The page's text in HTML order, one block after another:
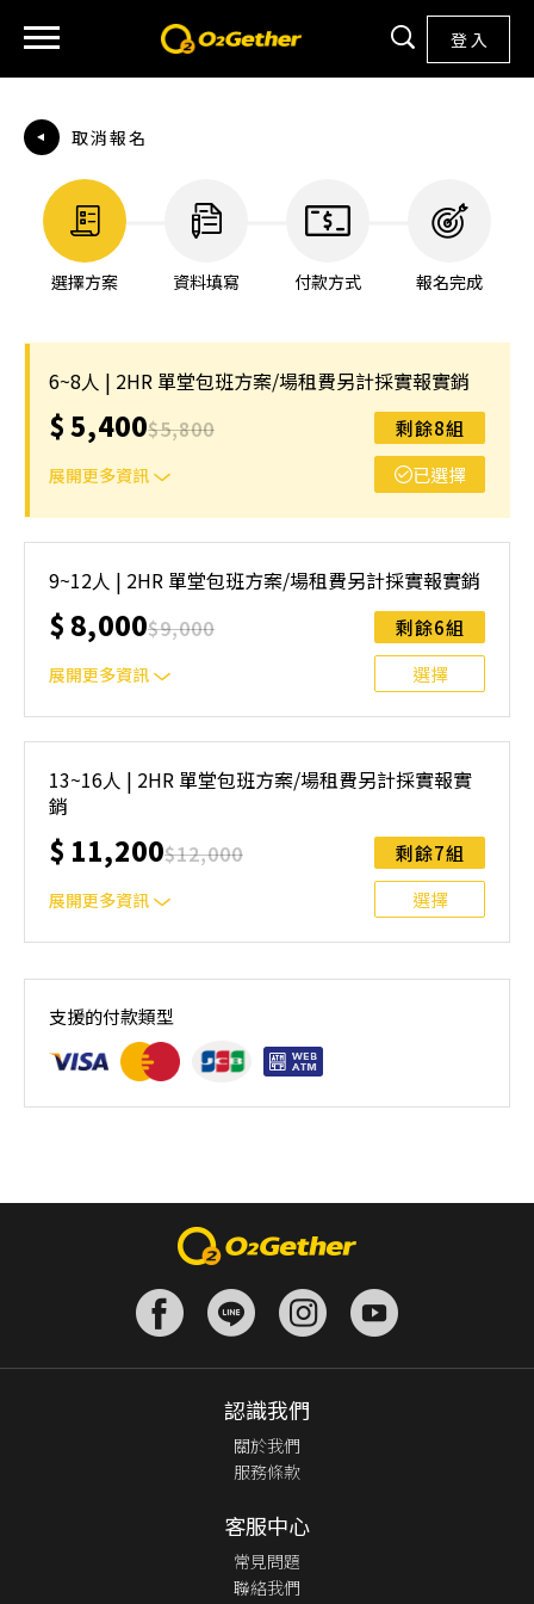
登 入
取消報名
選擇方案 資料填寫 付款方式 報名完成
6~8人 | 2HR 單堂包班方案/場租費另計採實報實銷
$5,400$5,800
展開更多資訊
剩餘8組
已選擇
9~12人 | 2HR 單堂包班方案/場租費另計採實報實銷
$ 8,000$9,000
展開更多資訊
剩餘6組
選擇
13~16人 | 2HR 單堂包班方案/場租費另計採實報實
銷
$ 11,200$12,000
展開更多資訊
剩餘7組
選擇
配2位教練含球具(不含場地費)
支援的付款類型
認識我們
關於我們
服務條款
客服中心
常見問題
聯絡我們